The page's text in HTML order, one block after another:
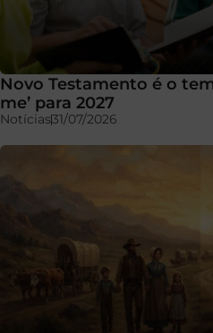
Novo Testamento é o
me’ para 2027
Notícias31/07/2026